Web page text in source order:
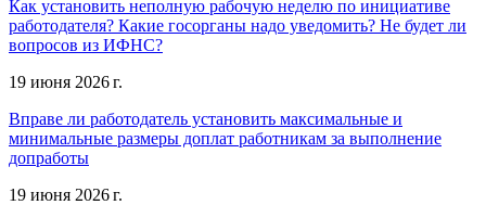
Как установить неполную рабочую неделю по инициативе
работодателя? Какие госорганы надо уведомить? Не будет ли
вопросов из ИФНС?
19 июня 2026 г.
Вправе ли работодатель установить максимальные и
минимальные размеры доплат работникам за выполнение
допработы
19 июня 2026 г.